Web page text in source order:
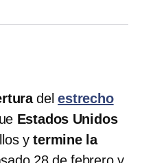
del estrecho
Estados Unidos
ytermine la